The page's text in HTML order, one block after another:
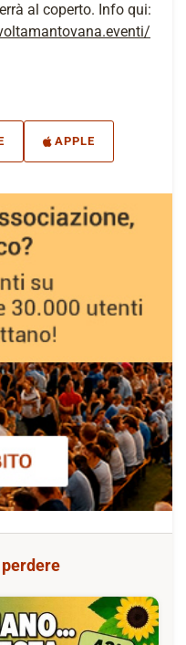
al coperto. Info qui:
APPLE